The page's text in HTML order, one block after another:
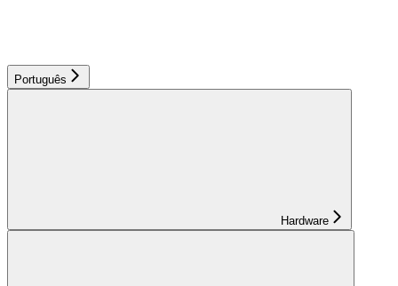
Português
Hardware